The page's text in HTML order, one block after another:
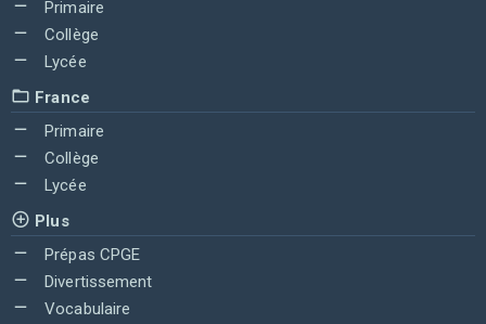
Primaire
Collège
Lycée
France
Primaire
Collège
Lycée
Plus
Prépas CPGE
Divertissement
Vocabulaire